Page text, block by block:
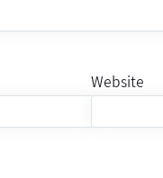
Website